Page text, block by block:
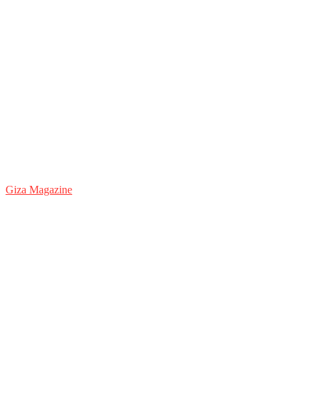
Giza Magazine